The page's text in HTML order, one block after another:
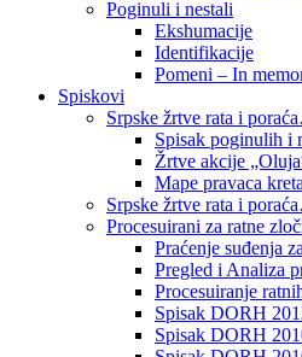
Poginuli i nestali
Ekshumacije
Identifikacije
Pomeni – In
Spiskovi
Srpske žrtve rata i
Spisak poginulih i
Žrtve akcije
Mape pravaca
Srpske žrtve rata i
Procesuirani za ratne
Praćenje suđenja
Pregled i Analiza
Procesuiranje
Spisak DORH
Spisak DORH